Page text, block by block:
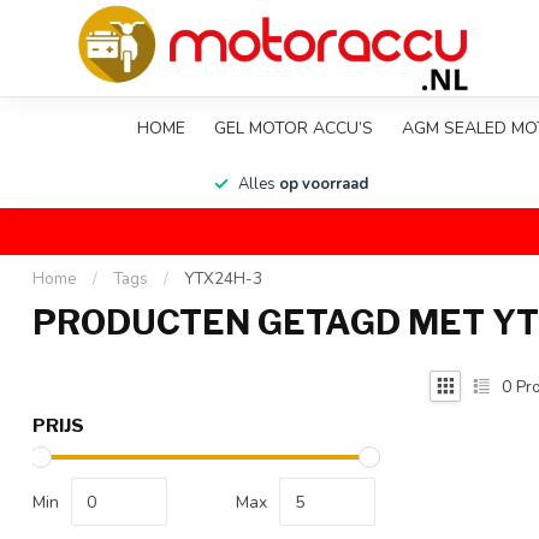
HOME GEL MOTOR ACCU’S AGM SEALED
Alles op voorraad
Home / Tags / YTX24H-3
PRODUCTEN GETAGD MET
PRIJS
Min Max
0